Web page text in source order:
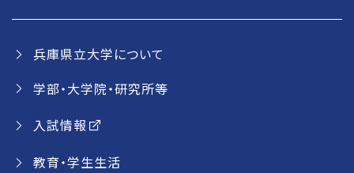
兵庫県立大学について
学部・大学院・研究所等
入試情報
教育・学生生活